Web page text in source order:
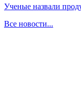
Ученые назвали
Все новости...